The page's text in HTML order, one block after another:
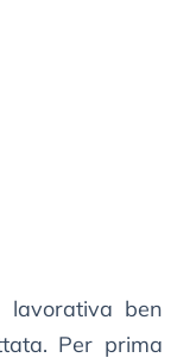
lavorativa ben
Per prima